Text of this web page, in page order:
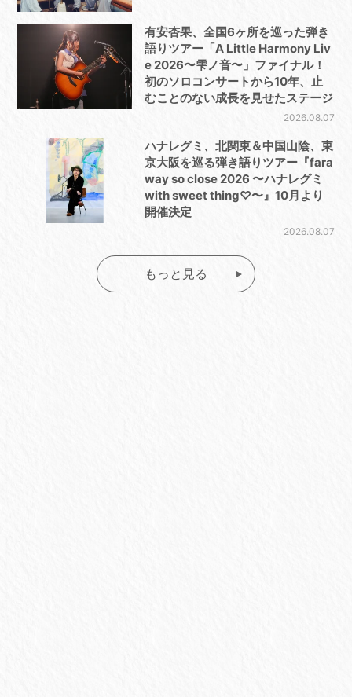
有安杏果、全国6ヶ所を巡った弾き
語りツアー「A Little Harmony Liv
e 2026〜雫ノ音〜」ファイナル！
初のソロコンサートから10年、止
むことのない成長を見せたステージ
2026.08.07
ハナレグミ、北関東＆中国山陰、東
京大阪を巡る弾き語りツアー『fara
way so close 2026 〜ハナレグミ
with sweet thing♡〜』10月より
開催決定
2026.08.07
もっと見る